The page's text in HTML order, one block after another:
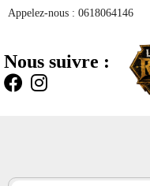
Appelez-nous : 0618064146
Nous suivre :